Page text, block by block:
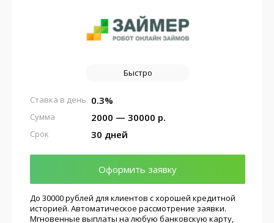
Быстро
0.3%
Ставка в день
2000 — 30000 р.
Сумма
30 дней
Срок
Оформить заявку
До 30000 рублей для клиентов с хорошей кредитной
историей. Автоматическое рассмотрение заявки.
Мгновенные выплаты на любую банковскую карту,